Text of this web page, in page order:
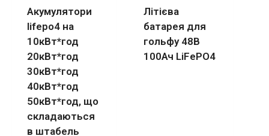
Акумулятори
lifepo4 на
10кВт*год
20кВт*год
30кВт*год
40кВт*год
50кВт*год, що
складаються
в штабель
Літієва
батарея для
гольфу 48В
100Ач LiFePO4